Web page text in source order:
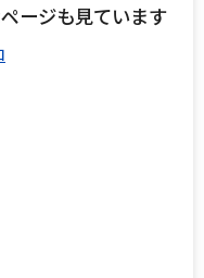
ージも見ています